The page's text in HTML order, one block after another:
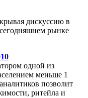
дискуссию в
рынке
одной из
меньше 1
позволит
ритейла и